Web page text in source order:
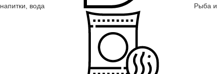
напитки, вода Рыба и